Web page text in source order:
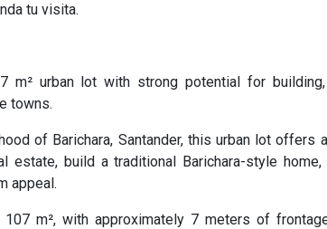
tu visita.
m² urban lot with strong potential for
towns.
of Barichara, Santander, this urban lot offers
estate, build a traditional Barichara-style
appeal.
m², with approximately 7 meters of